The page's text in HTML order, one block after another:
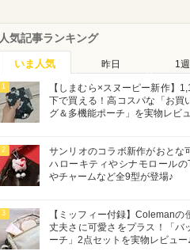
人気記事ランキング
いま人気 昨日 1
1
【しまむら×スヌーピー新作】
下で買える！高コスパな「お買
グ＆多機能ポーチ」を実物レビ
2
サンリオのコラボ新作がおとな
ハローキティやシナモロールの
やチャームなど全9型が登場♪
3
【ミッフィー付録】Colemanの
丈夫さに可愛さをプラス！「バ
ーチ」2点セットを実物レビュー